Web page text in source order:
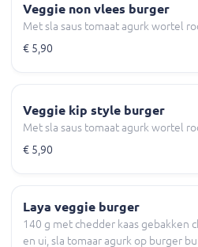
Veggie non vlees burger
Met sla saus tomaat agurk wortel
€ 5,90
Veggie kip style burger
Met sla saus tomaat agurk wortel
€ 5,90
Laya veggie burger
140 g met chedder kaas gebakken
en ui, sla tomaar agurk op burger